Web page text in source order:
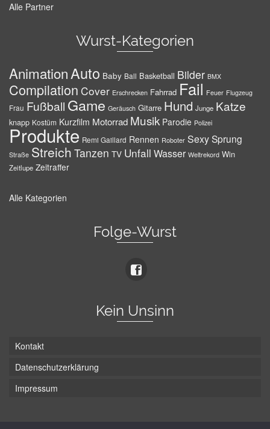
Alle Partner
Wurst-Kategorien
AnimationAuto Baby Ball Basketball Bilder BMX
Compilation Cover Erschrecken Fahrrad Fail Feuer Flugzeug
Frau Fußball Game Geräusch Gitarre Hund Junge Katze
knapp Kostüm Kurzfilm Motorrad Musik Parodie Polizei
Produkte Remi Gaillard Rennen Roboter SexySprung
Straße Streich Tanzen TV Unfall Wasser Weltrekord Win
Zeitlupe Zeitraffer
Alle Kategorien
Folge-Wurst
Kein Unsinn
Kontakt
Datenschutzerklärung
Impressum